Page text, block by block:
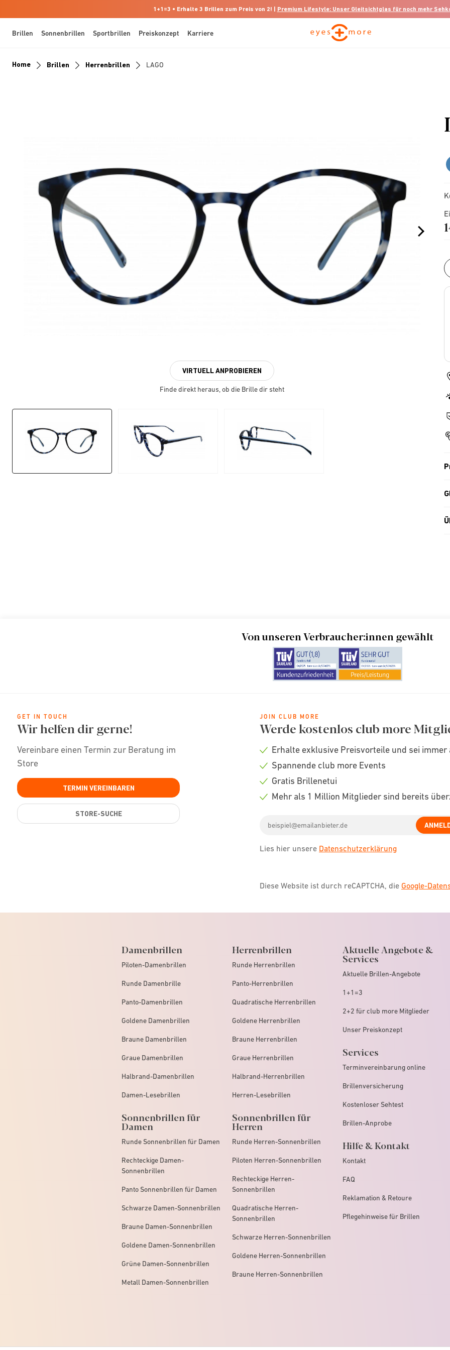
1+1=3 • Erhalte 3 Brillen zum Preis von 2! | Premium Lifestyle: Unser Gleitsichtglas für noch mehr
Brillen Sonnenbrillen Sportbrillen Preiskonzept Karriere
Home Brillen Herrenbrillen LAGO
VIRTUELL ANPROBIEREN
Finde direkt heraus, ob die Brille dir steht
Von unseren Verbraucher:innen gewählt
GET IN TOUCH
Wir helfen dir gerne!
Vereinbare einen Termin zur Beratung im
Store
TERMIN VEREINBAREN
STORE-SUCHE
JOIN CLUB MORE
Werde kostenlos club more
Check
Erhalte exklusive Preisvorteile und sei
Check
Spannende club more Events
Check
Gratis Brillenetui
Mehr als 1 Million Mitglieder sind bereits
address
Lies hier unsere Datenschutzerklärung
Diese Website ist durch reCAPTCHA, die Google-
Damenbrillen
Piloten-Damenbrillen
Runde Damenbrille
Panto-Damenbrillen
Goldene Damenbrillen
Braune Damenbrillen
Graue Damenbrillen
Halbrand-Damenbrillen
Damen-Lesebrillen
Sonnenbrillen für
Damen
Runde Sonnenbrillen für Damen
Rechteckige Damen-
Sonnenbrillen
Panto Sonnenbrillen für Damen
Schwarze Damen-Sonnenbrillen
Braune Damen-Sonnenbrillen
Goldene Damen-Sonnenbrillen
Grüne Damen-Sonnenbrillen
Metall Damen-Sonnenbrillen
Herrenbrillen
Runde Herrenbrillen
Panto-Herrenbrillen
Quadratische Herrenbrillen
Goldene Herrenbrillen
Braune Herrenbrillen
Graue Herrenbrillen
Halbrand-Herrenbrillen
Herren-Lesebrillen
Sonnenbrillen für
Herren
Runde Herren-Sonnenbrillen
Piloten Herren-Sonnenbrillen
Rechteckige Herren-
Sonnenbrillen
Quadratische Herren-
Sonnenbrillen
Schwarze Herren-Sonnenbrillen
Goldene Herren-Sonnenbrillen
Braune Herren-Sonnenbrillen
Aktuelle Angebote &
Services
Aktuelle Brillen-Angebote
1+1=3
2+2 für club more Mitglieder
Unser Preiskonzept
Services
Terminvereinbarung online
Brillenversicherung
Kostenloser Sehtest
Brillen-Anprobe
Hilfe & Kontakt
Kontakt
FAQ
Reklamation & Retoure
Pflegehinweise für Brillen